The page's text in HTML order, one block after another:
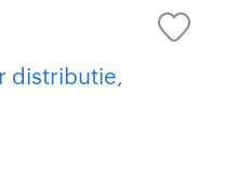
distributie,